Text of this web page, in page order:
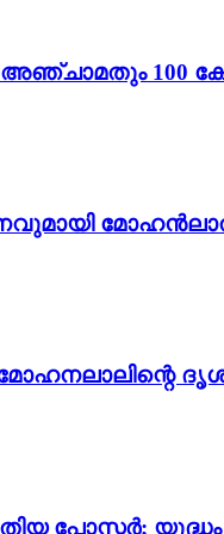
അഞ്ചാമതും
പോസ്റ്റർ;